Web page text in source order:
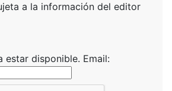
a la información del editor
estar disponible. Email: